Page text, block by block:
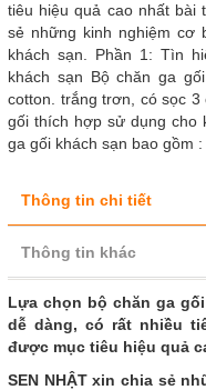
tiêu hiệu quả cao nhất bài
sẻ những kinh nghiệm cơ
khách sạn. Phần 1: Tìn
khách sạn Bộ chăn ga
cotton. trắng trơn, có sọc
gối thích hợp sử dụng cho
ga gối khách sạn bao gồm
Thông tin chi tiết
Thông tin khác
Lựa chọn bộ chăn ga
dễ dàng, có rất nhiều
được mục tiêu hiệu quả
SEN NHẬT xin chia sẻ